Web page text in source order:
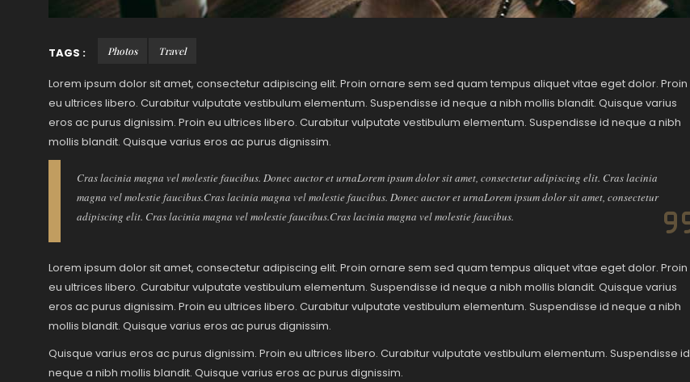
TAGS : Photos Travel
Lorem ipsum dolor sit amet, consectetur adipiscing elit. Proin ornare sem sed quam tempus aliquet vitae eget dolor. Proin
eu ultrices libero. Curabitur vulputate vestibulum elementum. Suspendisse id neque a nibh mollis blandit. Quisque varius
eros ac purus dignissim. Proin eu ultrices libero. Curabitur vulputate vestibulum elementum. Suspendisse id neque a nibh
mollis blandit. Quisque varius eros ac purus dignissim.
Cras lacinia magna vel molestie faucibus. Donec auctor et urnaLorem ipsum dolor sit amet, consectetur adipiscing elit. Cras lacinia
magna vel molestie faucibus.Cras lacinia magna vel molestie faucibus. Donec auctor et urnaLorem ipsum dolor sit amet, consectetur
adipiscing elit. Cras lacinia magna vel molestie faucibus.Cras lacinia magna vel molestie faucibus.
Lorem ipsum dolor sit amet, consectetur adipiscing elit. Proin ornare sem sed quam tempus aliquet vitae eget dolor. Proin
eu ultrices libero. Curabitur vulputate vestibulum elementum. Suspendisse id neque a nibh mollis blandit. Quisque varius
eros ac purus dignissim. Proin eu ultrices libero. Curabitur vulputate vestibulum elementum. Suspendisse id neque a nibh
mollis blandit. Quisque varius eros ac purus dignissim.
Quisque varius eros ac purus dignissim. Proin eu ultrices libero. Curabitur vulputate vestibulum elementum. Suspendisse id
neque a nibh mollis blandit. Quisque varius eros ac purus dignissim.